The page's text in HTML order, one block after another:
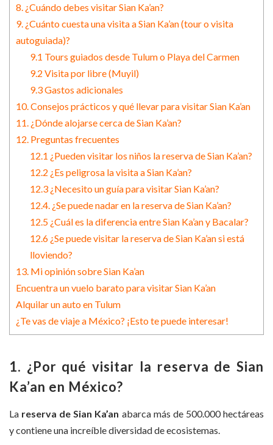
8. ¿Cuándo debes visitar Sian Ka’an?
9. ¿Cuánto cuesta una visita a Sian Ka’an (tour o visita
autoguiada)?
9.1 Tours guiados desde Tulum o Playa del Carmen
9.2 Visita por libre (Muyil)
9.3 Gastos adicionales
10. Consejos prácticos y qué llevar para visitar Sian Ka’an
11. ¿Dónde alojarse cerca de Sian Ka’an?
12. Preguntas frecuentes
12.1 ¿Pueden visitar los niños la reserva de Sian Ka’an?
12.2 ¿Es peligrosa la visita a Sian Ka’an?
12.3 ¿Necesito un guía para visitar Sian Ka’an?
12.4. ¿Se puede nadar en la reserva de Sian Ka’an?
12.5 ¿Cuál es la diferencia entre Sian Ka’an y Bacalar?
12.6 ¿Se puede visitar la reserva de Sian Ka’an si está
lloviendo?
13. Mi opinión sobre Sian Ka’an
Encuentra un vuelo barato para visitar Sian Ka’an
Alquilar un auto en Tulum
¿Te vas de viaje a México? ¡Esto te puede interesar!
1. ¿Por qué visitar la reserva de Sian
Ka’an en México?
La reserva de Sian Ka’an abarca más de 500.000 hectáreas
y contiene una increíble diversidad de ecosistemas.